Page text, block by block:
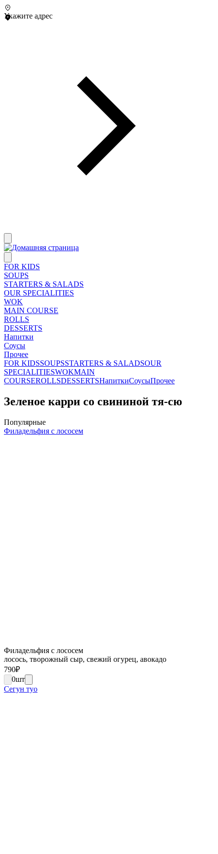
Укажите адрес
FOR KIDS
SOUPS
STARTERS & SALADS
OUR SPECIALITIES
WOK
MAIN COURSE
ROLLS
DESSERTS
Напитки
Соусы
Прочее
FOR KIDSSOUPSSTARTERS & SALADSOUR
SPECIALITIESWOKMAIN
COURSEROLLSDESSERTSНапиткиСоусыПрочее
Зеленое карри со свининой тя-сю
Популярные
Филадельфия с лососем
Филадельфия с лососем
лосось, творожный сыр, свежий огурец, авокадо
790₽
0шт
Сегун туо